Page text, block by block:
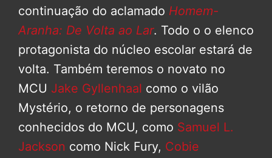
continuação do aclamado Homem-
Aranha: De Volta ao Lar. Todo o o elenco
protagonista do núcleo escolar estará de
volta. Também teremos o novato no
MCU Jake Gyllenhaal como o vilão
Mystério, o retorno de personagens
conhecidos do MCU, como Samuel L.
Jackson como Nick Fury, Cobie